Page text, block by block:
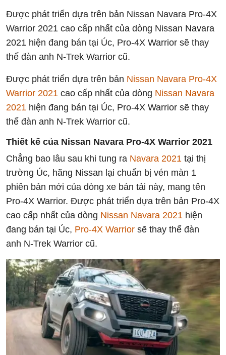
Được phát triển dựa trên bản Nissan Navara Pro-4X
Warrior 2021 cao cấp nhất của dòng Nissan Navara
2021 hiện đang bán tại Úc, Pro-4X Warrior sẽ thay
thế đàn anh N-Trek Warrior cũ.
Được phát triển dựa trên bản Nissan Navara Pro-4X
Warrior 2021 cao cấp nhất của dòng Nissan Navara
2021 hiện đang bán tại Úc, Pro-4X Warrior sẽ thay
thế đàn anh N-Trek Warrior cũ.
Thiết kế của Nissan Navara Pro-4X Warrior 2021
Chẳng bao lâu sau khi tung ra Navara 2021 tại thị
trường Úc, hãng Nissan lại chuẩn bị vén màn 1
phiên bản mới của dòng xe bán tải này, mang tên
Pro-4X Warrior. Được phát triển dựa trên bản Pro-4X
cao cấp nhất của dòng Nissan Navara 2021 hiện
đang bán tại Úc, Pro-4X Warrior sẽ thay thế đàn
anh N-Trek Warrior cũ.